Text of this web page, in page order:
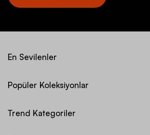
En Sevilenler
Popüler Koleksiyonlar
Trend Kategoriler